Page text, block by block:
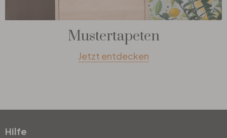
Mustertapeten
Jetzt entdecken
Hilfe